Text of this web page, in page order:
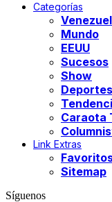
Categorías
Mundo
EEUU
Sucesos
Show
Deportes
Caraota
Link Extras
Sitemap
Síguenos